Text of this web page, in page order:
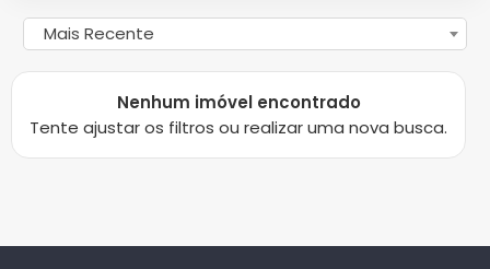
Mais Recente
Nenhum imóvel encontrado
Tente ajustar os filtros ou realizar uma nova busca.